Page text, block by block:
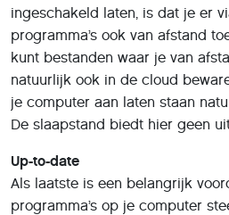
ingeschakeld laten, is dat je er
programma’s ook van afstand
kunt bestanden waar je van
natuurlijk ook in de cloud
je computer aan laten staan
De slaapstand biedt hier geen
Up-to-date
Als laatste is een belangrijk
programma’s op je computer